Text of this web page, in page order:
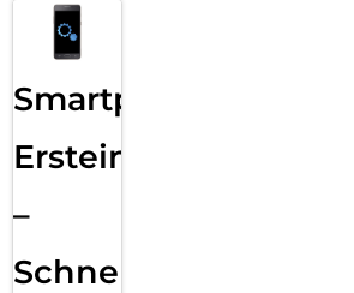
Smartphone
Ersteinrichtung
–
Schnelle